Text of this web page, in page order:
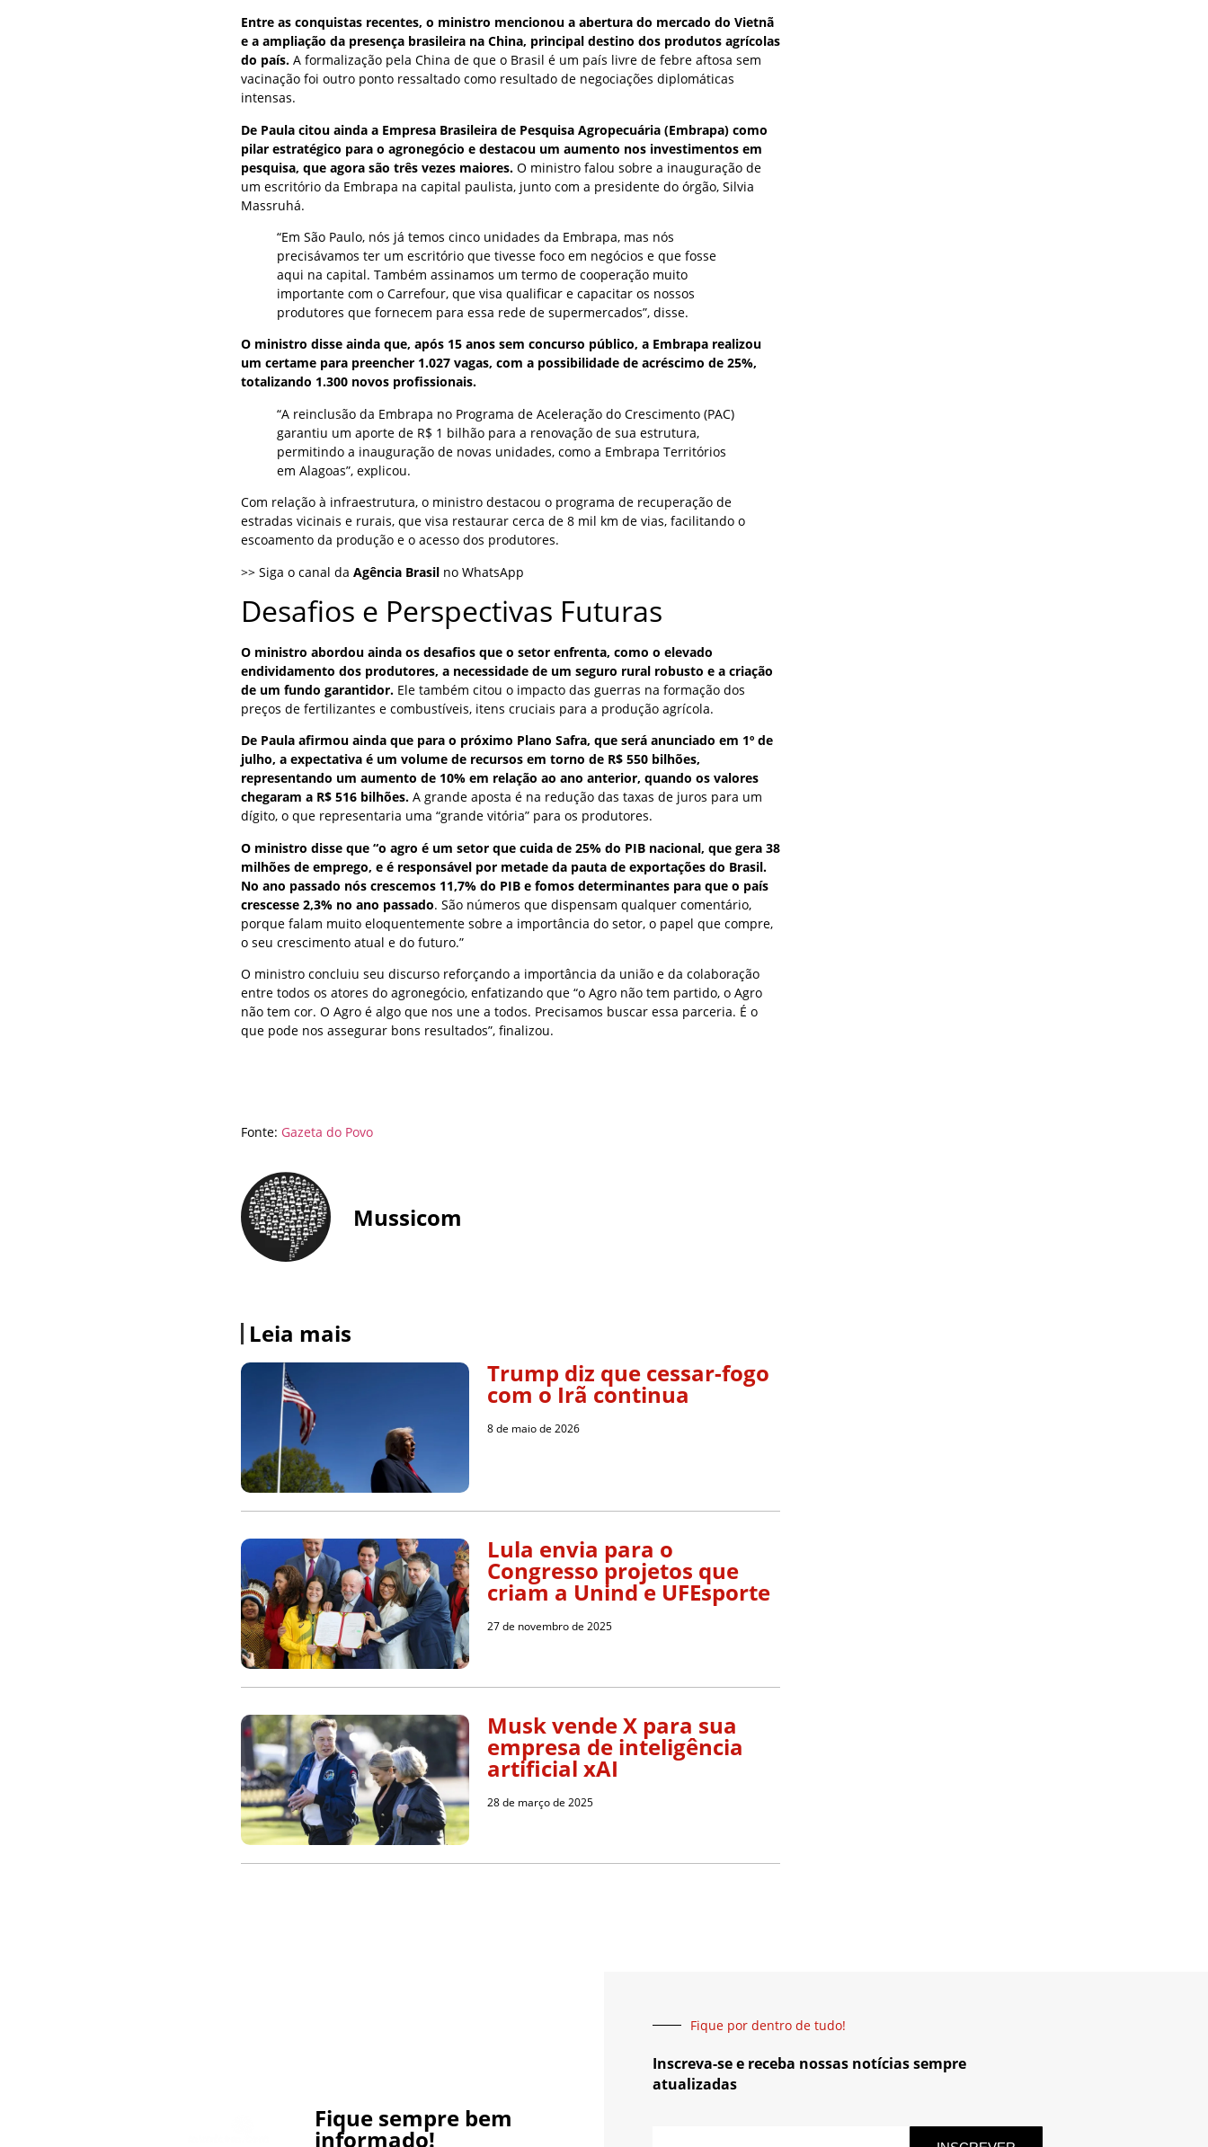
Entre as conquistas recentes, o ministro mencionou a abertura do mercado do Vietnã
e a ampliação da presença brasileira na China, principal destino dos produtos agrícolas
do país. A formalização pela China de que o Brasil é um país livre de febre aftosa sem
vacinação foi outro ponto ressaltado como resultado de negociações diplomáticas
intensas.
De Paula citou ainda a Empresa Brasileira de Pesquisa Agropecuária (Embrapa) como
pilar estratégico para o agronegócio e destacou um aumento nos investimentos em
pesquisa, que agora são três vezes maiores. O ministro falou sobre a inauguração de
um escritório da Embrapa na capital paulista, junto com a presidente do órgão, Silvia
Massruhá.
“Em São Paulo, nós já temos cinco unidades da Embrapa, mas nós
precisávamos ter um escritório que tivesse foco em negócios e que fosse
aqui na capital. Também assinamos um termo de cooperação muito
importante com o Carrefour, que visa qualificar e capacitar os nossos
produtores que fornecem para essa rede de supermercados”, disse.
O ministro disse ainda que, após 15 anos sem concurso público, a Embrapa realizou
um certame para preencher 1.027 vagas, com a possibilidade de acréscimo de 25%,
totalizando 1.300 novos profissionais.
“A reinclusão da Embrapa no Programa de Aceleração do Crescimento (PAC)
garantiu um aporte de R$ 1 bilhão para a renovação de sua estrutura,
permitindo a inauguração de novas unidades, como a Embrapa Territórios
em Alagoas”, explicou.
Com relação à infraestrutura, o ministro destacou o programa de recuperação de
estradas vicinais e rurais, que visa restaurar cerca de 8 mil km de vias, facilitando o
escoamento da produção e o acesso dos produtores.
>> Siga o canal da Agência Brasil no WhatsApp
Desafios e Perspectivas Futuras
O ministro abordou ainda os desafios que o setor enfrenta, como o elevado
endividamento dos produtores, a necessidade de um seguro rural robusto e a criação
de um fundo garantidor. Ele também citou o impacto das guerras na formação dos
preços de fertilizantes e combustíveis, itens cruciais para a produção agrícola.
De Paula afirmou ainda que para o próximo Plano Safra, que será anunciado em 1º de
julho, a expectativa é um volume de recursos em torno de R$ 550 bilhões,
representando um aumento de 10% em relação ao ano anterior, quando os valores
chegaram a R$ 516 bilhões. A grande aposta é na redução das taxas de juros para um
dígito, o que representaria uma “grande vitória” para os produtores.
O ministro disse que “o agro é um setor que cuida de 25% do PIB nacional, que gera 38
milhões de emprego, e é responsável por metade da pauta de exportações do Brasil.
No ano passado nós crescemos 11,7% do PIB e fomos determinantes para que o país
crescesse 2,3% no ano passado. São números que dispensam qualquer comentário,
porque falam muito eloquentemente sobre a importância do setor, o papel que compre,
o seu crescimento atual e do futuro.”
O ministro concluiu seu discurso reforçando a importância da união e da colaboração
entre todos os atores do agronegócio, enfatizando que “o Agro não tem partido, o Agro
não tem cor. O Agro é algo que nos une a todos. Precisamos buscar essa parceria. É o
que pode nos assegurar bons resultados”, finalizou.
Fonte: Gazeta do Povo
Mussicom
Leia mais
Trump diz que cessar-fogo
com o Irã continua
8 de maio de 2026
Lula envia para o
Congresso projetos que
criam a Unind e UFEsporte
27 de novembro de 2025
Musk vende X para sua
empresa de inteligência
artificial xAI
28 de março de 2025
Fique sempre bem
informado!
Fique por dentro de tudo!
Inscreva-se e receba nossas notícias sempre
atualizadas